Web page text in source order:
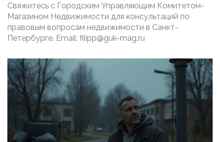
Свяжитесь с Городским Управляющим Комитетом-
Магазином Недвижимости для консультаций по
правовым вопросам недвижимости в Санкт-
Петербурге. Email: filipp@guk-mag.ru